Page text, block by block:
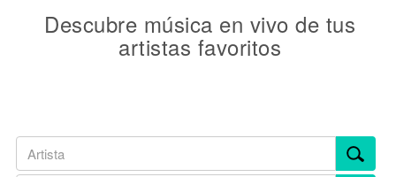
Descubre música en vivo de tus
artistas favoritos